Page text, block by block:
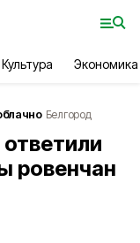
Культура Экономика
Белгород
ровенчан